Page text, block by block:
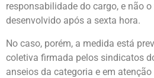
responsabilidade do cargo, e não
desenvolvido após a sexta hora.
No caso, porém, a medida está
coletiva firmada pelos sindicatos
anseios da categoria e em